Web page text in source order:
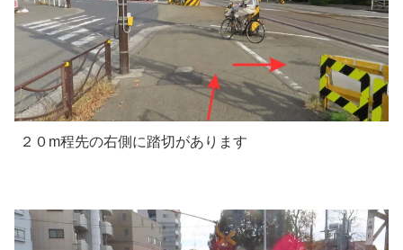
２０m程先の右側に踏切があります